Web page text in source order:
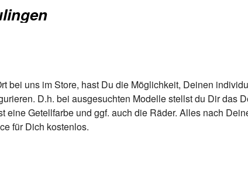
bei uns im Store, hast Du die Möglichkeit, Deinen
D.h. bei ausgesuchten Modelle stellst du Dir das
eine Getellfarbe und ggf. auch die Räder. Alles nach
für Dich kostenlos.